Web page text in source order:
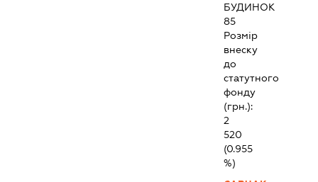
БУДИНОК
85
Розмір
внеску
до
статутного
фонду
(грн.):
2
520
(0.955
%)